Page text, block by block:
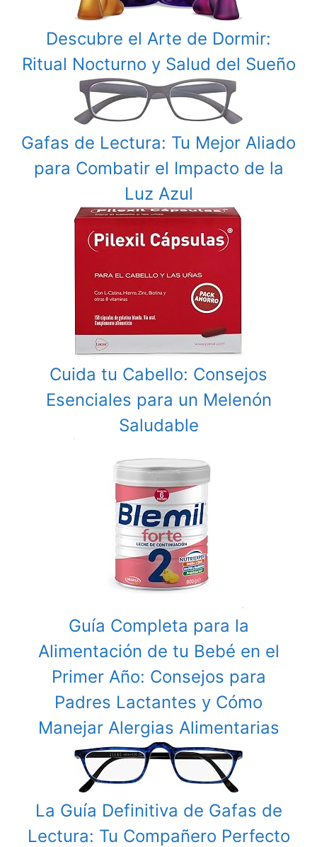
Descubre el Arte de Dormir:
Ritual Nocturno y Salud del Sueño
Gafas de Lectura: Tu Mejor Aliado
para Combatir el Impacto de la
Luz Azul
Cuida tu Cabello: Consejos
Esenciales para un Melenón
Saludable
Guía Completa para la
Alimentación de tu Bebé en el
Primer Año: Consejos para
Padres Lactantes y Cómo
Manejar Alergias Alimentarias
La Guía Definitiva de Gafas de
Lectura: Tu Compañero Perfecto